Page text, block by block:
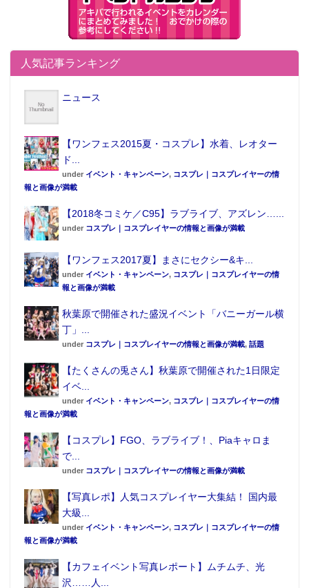
■商品名：加藤恵 和服ver.
■スケール：1/8スケール
■作品名：冴えない彼女の育て方
■お届け時期：2017年7月予定
■販売価格：12,000円(税込）
■全高：約220mm
■原産国：中国
■原型制作:デザインココ
■彩色制作：株式会社エムアイシー
■製作協力：株式会社エムアイシー
■発売元/販売元：アニプレックス
■受付ページ：
https://www.aniplexplus.com/itemFqHJKHvK
（予約受付期間：2016年9月17日（土）10:00 ～
2016年10月31日（月）24:00）
きゃらふぉるむ+「セイバー和服ver.」
きゃらふぉるむ+「セイバー和服ver.」「京都国際マン
ガ・アニメフェア（京まふ）2015」にて描き下ろされ
た和服姿のセイバーがデフォルメシリーズ「きゃらふ
ぉるむ+」で登場。イラストの魅力そのままに、振り返
り微笑みかけるセイバーをちっちゃくかわいく再現し
ている。
人気記事ランキング
ニュース
【ワンフェス2015夏・コスプレ】水着、レオター
ド...
under イベント・キャンペーン, コスプレ｜コスプレイヤーの情
報と画像が満載
【2018冬コミケ／C95】ラブライブ、アズレン…...
under コスプレ｜コスプレイヤーの情報と画像が満載
【ワンフェス2017夏】まさにセクシー&キ...
under イベント・キャンペーン, コスプレ｜コスプレイヤーの情
報と画像が満載
秋葉原で開催された盛況イベント「バニーガール横
丁」...
under コスプレ｜コスプレイヤーの情報と画像が満載, 話題
【たくさんの兎さん】秋葉原で開催された1日限定
イベ...
under イベント・キャンペーン, コスプレ｜コスプレイヤーの情
報と画像が満載
【コスプレ】FGO、ラブライブ！、Piaキャロま
で...
under コスプレ｜コスプレイヤーの情報と画像が満載
【写真レポ】人気コスプレイヤー大集結！ 国内最
大級...
under イベント・キャンペーン, コスプレ｜コスプレイヤーの情
報と画像が満載
【カフェイベント写真レポート】ムチムチ、光
沢……人...